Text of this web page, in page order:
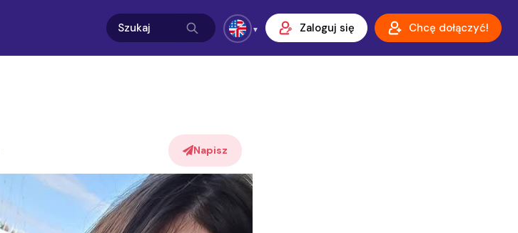
Zaloguj się Chcę dołączyć!
Napisz